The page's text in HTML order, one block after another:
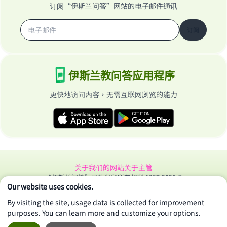
订阅“伊斯兰问答”网站的电子邮件通讯
伊斯兰教问答应用程序
更快地访问内容，无需互联网浏览的能力
关于我们的网站关于主管
“伊斯兰问答”网站保留所有权利 1997-2025 ©
Our website uses cookies.
By visiting the site, usage data is collected for improvement
purposes. You can learn more and customize your options.